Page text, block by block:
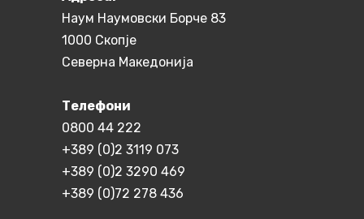
Наум Наумовски Борче 83
1000 Скопје
Северна Македонија
Телефони
0800 44 222
+389 (0)2 3119 073
+389 (0)2 3290 469
+389 (0)72 278 436